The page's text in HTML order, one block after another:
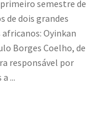
semestre de
de dois grandes
Oyinkan
Borges Coelho, de
responsável por
...